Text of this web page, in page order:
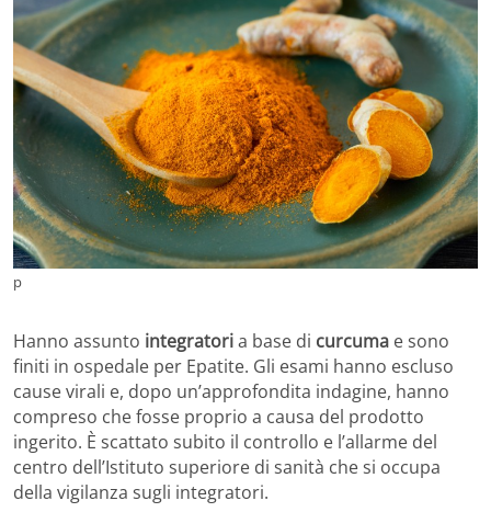
p
Hanno assunto integratoria base di curcuma e sono
finiti in ospedale per Epatite. Gli esami hanno escluso
cause virali e, dopo un’approfondita indagine, hanno
compreso che fosse proprio a causa del prodotto
ingerito. È scattato subito il controllo e l’allarme del
centro dell’Istituto superiore di sanità che si occupa
della vigilanza sugli integratori.